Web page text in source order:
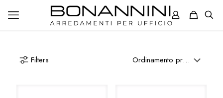
Filters